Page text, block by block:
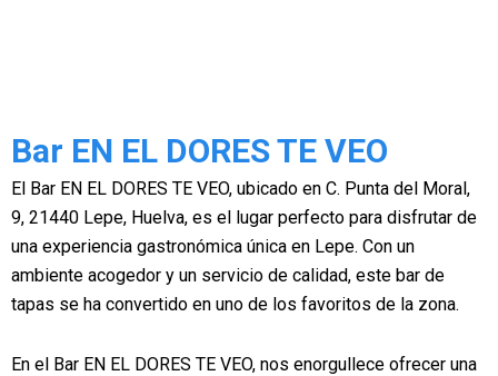
Bar EN EL DORES TE VEO
El Bar EN EL DORES TE VEO, ubicado en C. Punta del Moral,
9, 21440 Lepe, Huelva, es el lugar perfecto para disfrutar de
una experiencia gastronómica única en Lepe. Con un
ambiente acogedor y un servicio de calidad, este bar de
tapas se ha convertido en uno de los favoritos de la zona.
En el Bar EN EL DORES TE VEO, nos enorgullece ofrecer una